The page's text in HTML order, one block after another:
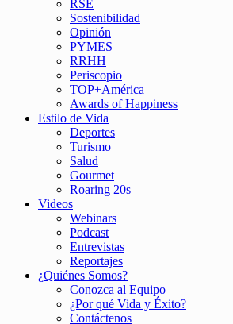
RSE
Sostenibilidad
Opinión
PYMES
RRHH
Periscopio
TOP+América
Awards of Happiness
Estilo de Vida
Deportes
Turismo
Salud
Gourmet
Roaring 20s
Videos
Webinars
Podcast
Entrevistas
Reportajes
¿Quiénes Somos?
Conozca al Equipo
¿Por qué Vida y Éxito?
Contáctenos